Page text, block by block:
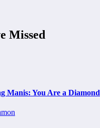
Missed
Manis: You Are a Diamond